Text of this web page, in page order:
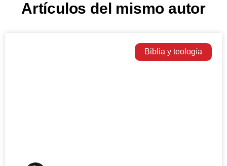
Artículos del mismo autor
Biblia y teología